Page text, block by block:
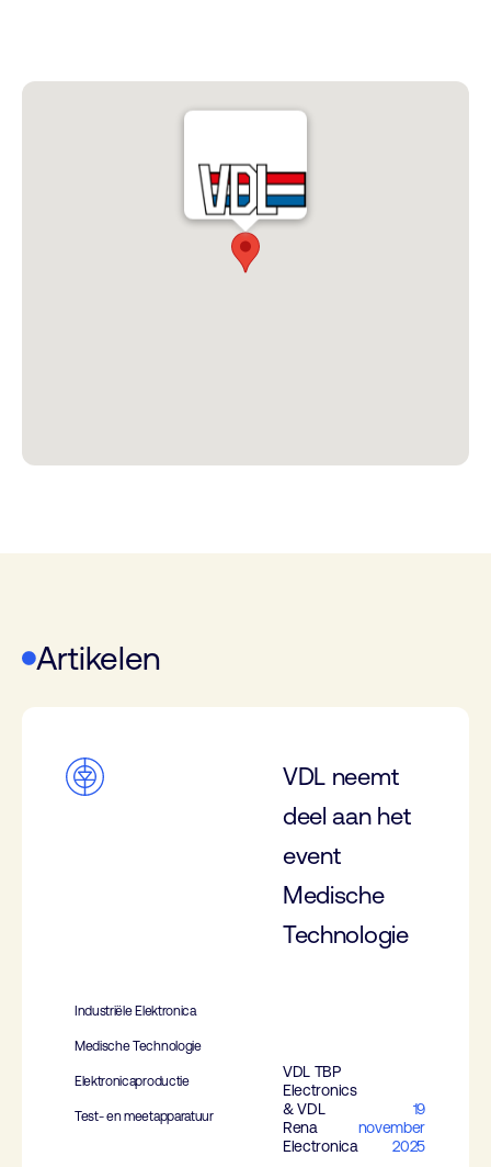
Artikelen
VDL neemt
deel aan het
event
Medische
Technologie
Industriële Elektronica
Medische Technologie
Elektronicaproductie
Test- en meetapparatuur
VDL TBP
Electronics
& VDL
Rena
Electronica
19
november
2025